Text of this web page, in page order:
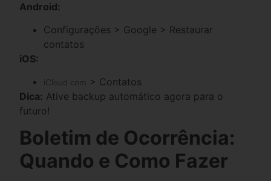
Android:
Configurações > Google > Restaurar
contatos
iOS:
iCloud.com
> Contatos
Dica: Ative backup automático agora para o
futuro!
Boletim de Ocorrência:
Quando e Como Fazer